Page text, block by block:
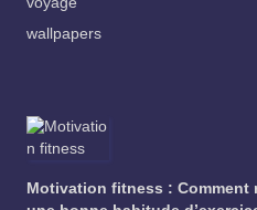
wallpapers
Motivation fitness : Comment